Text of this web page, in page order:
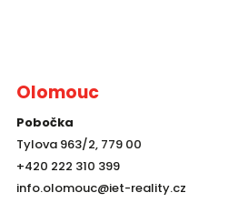
Olomouc
Pobočka
Tylova 963/2, 779 00
+420 222 310 399
info.olomouc@iet-reality.cz